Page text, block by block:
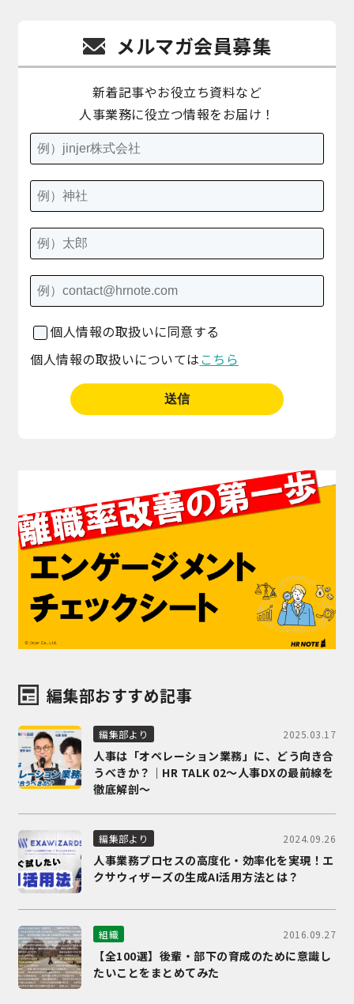
メルマガ会員募集
新着記事やお役立ち資料など
人事業務に役立つ情報をお届け！
個人情報の取扱いに同意する
個人情報の取扱いについては こちら
編集部おすすめ記事
編集部より 2025.03.17
人事は「オペレーション業務」に、どう向き合
うべきか？｜HR TALK 02～人事DXの最前線を
徹底解剖～
編集部より 2024.09.26
人事業務プロセスの高度化・効率化を実現！エ
クサウィザーズの生成AI活用方法とは？
組織 2016.09.27
【全100選】後輩・部下の育成のために意識し
たいことをまとめてみた